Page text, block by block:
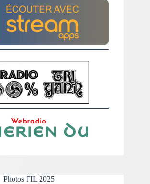
Photos FIL 2025